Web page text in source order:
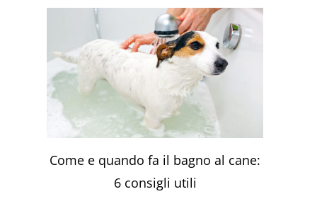
Come e quando fa il bagno al cane:
6 consigli utili